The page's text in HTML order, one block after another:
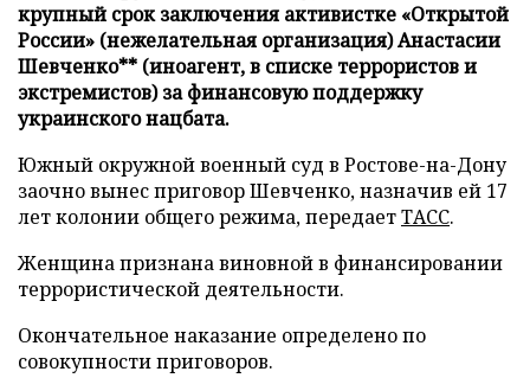
крупный срок заключения активистке «Открытой
России» (нежелательная организация) Анастасии
Шевченко** (иноагент, в списке террористов и
экстремистов) за финансовую поддержку
украинского нацбата.
Южный окружной военный суд в Ростове-на-Дону
заочно вынес приговор Шевченко, назначив ей 17
лет колонии общего режима, передаетТАСС.
Женщина признана виновной в финансировании
террористической деятельности.
Окончательное наказание определено по
совокупности приговоров.